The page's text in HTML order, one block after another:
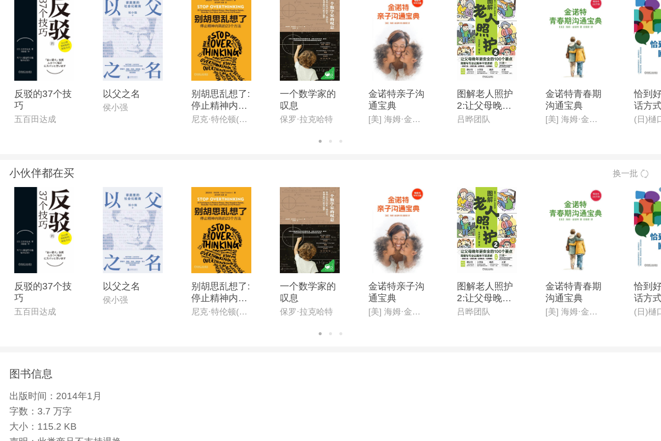
反驳的37个技
巧
五百田达成
以父之名
侯小强
别胡思乱想了:
停止精神内耗
的23个方法尼克·特伦顿(Nick Trenton)
一个数学家的
叹息
保罗·拉克哈特
金诺特亲子沟
通宝典
[美] 海姆·金诺特
图解老人照护
2:让父母晚年
更安全的100
吕晔团队
金诺特青春期
沟通宝典
[美] 海姆·金诺特
恰到
话方
(日)樋
小伙伴都在买 换一批
反驳的37个技
巧
五百田达成
以父之名
侯小强
别胡思乱想了:
停止精神内耗
的23个方法尼克·特伦顿(Nick Trenton)
一个数学家的
叹息
保罗·拉克哈特
金诺特亲子沟
通宝典
[美] 海姆·金诺特
图解老人照护
2:让父母晚年
更安全的100
吕晔团队
金诺特青春期
沟通宝典
[美] 海姆·金诺特
恰到
话方
(日)樋
图书信息
出版时间： 2014年1月
字数： 3.7 万字
大小： 115.2 KB